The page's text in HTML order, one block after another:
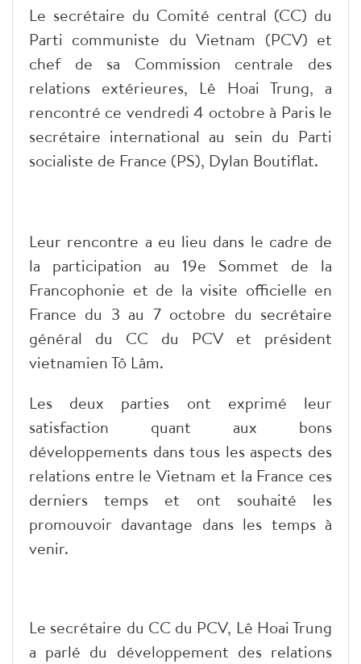
Le secrétaire du Comité central (CC) du
Parti communiste du Vietnam (PCV) et
chef de sa Commission centrale des
relations extérieures, Lê Hoai Trung, a
rencontré ce vendredi 4 octobre à Paris le
secrétaire international au sein du Parti
socialiste de France (PS), Dylan Boutiflat.
Leur rencontre a eu lieu dans le cadre de
la participation au 19e Sommet de la
Francophonie et de la visite officielle en
France du 3 au 7 octobre du secrétaire
général du CC du PCV et président
vietnamien Tô Lâm.
Les deux parties ont exprimé leur
satisfaction quant aux bons
développements dans tous les aspects des
relations entre le Vietnam et la France ces
derniers temps et ont souhaité les
promouvoir davantage dans les temps à
venir.
Le secrétaire du CC du PCV, Lê Hoai Trung
a parlé du développement des relations